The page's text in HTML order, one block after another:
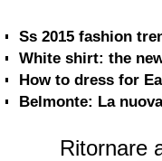
Ss 2015 fashion
White shirt: the
How to dress for
Belmonte: La
Ritornare